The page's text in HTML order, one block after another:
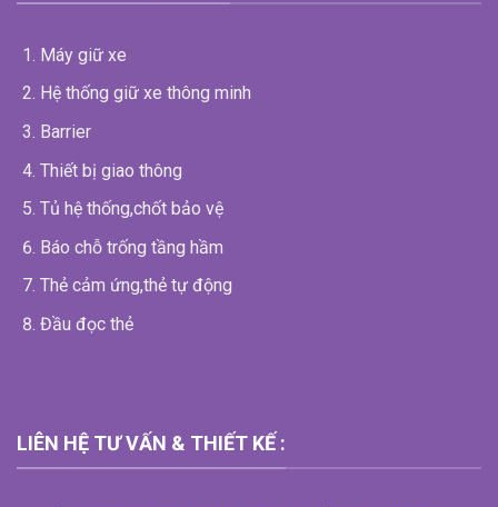
Máy giữ xe
Hệ thống giữ xe thông minh
Barrier
Thiết bị giao thông
Tủ hệ thống,chốt bảo vệ
Báo chỗ trống tầng hầm
Thẻ cảm ứng,thẻ tự động
Đầu đọc thẻ
LIÊN HỆ TƯ VẤN & THIẾT KẾ :